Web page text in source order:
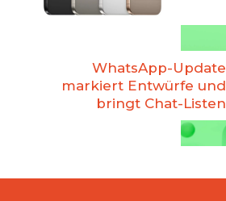
WhatsApp-Update
markiert Entwürfe und
bringt Chat-Listen